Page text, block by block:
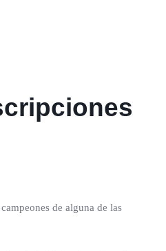
de alguna de las